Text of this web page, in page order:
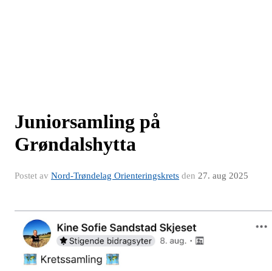
Juniorsamling på
Grøndalshytta
Postet av Nord-Trøndelag Orienteringskrets den 27. aug 2025